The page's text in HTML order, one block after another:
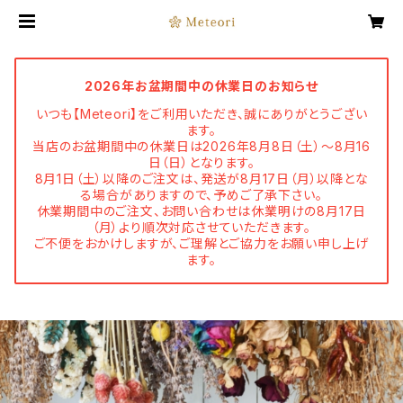
2026年お盆期間中の休業日のお知らせ
いつも【Meteori】をご利用いただき、誠にありがとうござい
ます。
当店のお盆期間中の休業日は2026年8月8日（土）～8月16
日（日）となります。
8月1日（土）以降のご注文は、発送が8月17日（月）以降とな
る場合がありますので、予めご了承下さい。
休業期間中のご注文、お問い合わせは休業明けの8月17日
（月）より順次対応させていただきます。
ご不便をおかけしますが、ご理解とご協力をお願い申し上げ
ます。